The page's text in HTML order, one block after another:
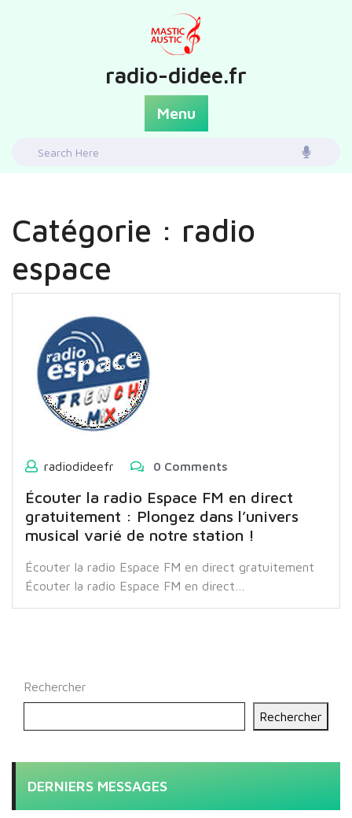
radio-didee.fr
Menu
Search
Catégorie : radio
espace
radiodideefr 0 Comments
Écouter la radio Espace FM en direct
gratuitement : Plongez dans l’univers
musical varié de notre station !
Écouter la radio Espace FM en direct gratuitement
Écouter la radio Espace FM en direct…
Rechercher
Rechercher
DERNIERS MESSAGES